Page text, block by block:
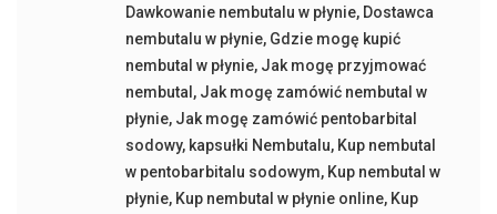
Dawkowanie nembutalu w płynie, Dostawca
nembutalu w płynie, Gdzie mogę kupić
nembutal w płynie, Jak mogę przyjmować
nembutal , Jak mogę zamówić nembutal w
płynie, Jak mogę zamówić pentobarbital
sodowy, kapsułki Nembutalu, Kup nembutal
w pentobarbitalu sodowym, Kup nembutal w
płynie, Kup nembutal w płynie online, Kup